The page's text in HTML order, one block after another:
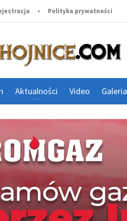
• Polityka prywatności
Aktualności Video Galeria